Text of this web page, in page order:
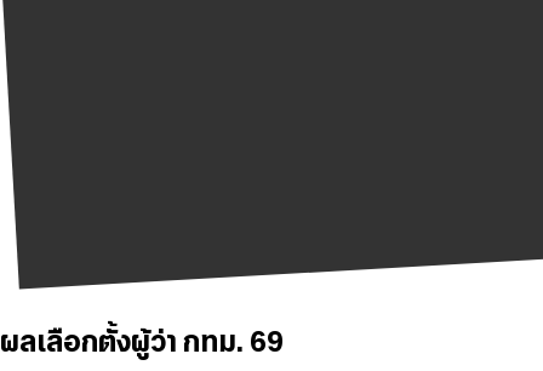
ผลเลือกตั้งผู้ว่า กทม. 69